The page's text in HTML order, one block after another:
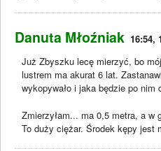
Danuta Młoźniak 16:54,
Już Zbyszku lecę mierzyć, bo
lustrem ma akurat 6 lat.
wykopywało i jaka będzie po nim
Zmierzyłam... ma 0,5 metra, a w
To duży ciężar. Środek kępy jest